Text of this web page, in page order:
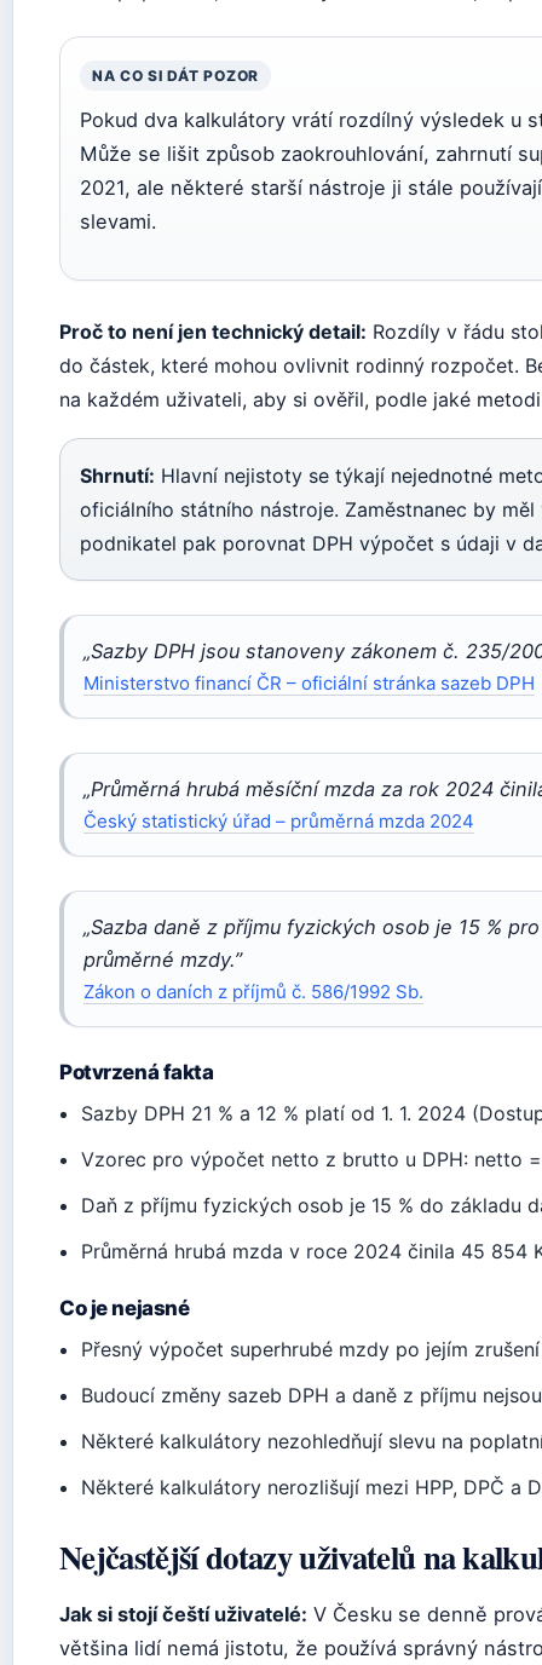
NA CO SI DÁT POZOR
Pokud dva kalkulátory vrátí rozdílný výsledek u
Může se lišit způsob zaokrouhlování, zahrnutí
2021, ale některé starší nástroje ji stále
slevami.
Proč to není jen technický detail: Rozdíly v řádu
do částek, které mohou ovlivnit rodinný rozpočet.
na každém uživateli, aby si ověřil, podle jaké
Shrnutí: Hlavní nejistoty se týkají nejednotné
oficiálního státního nástroje. Zaměstnanec by
podnikatel pak porovnat DPH výpočet s údaji v
„Sazby DPH jsou stanoveny zákonem č. 235/
Ministerstvo financí ČR – oficiální stránka sazeb DPH
„Průměrná hrubá měsíční mzda za rok 2024
Český statistický úřad – průměrná mzda 2024
„Sazba daně z příjmu fyzických osob je 15 %
průměrné mzdy.”
Zákon o daních z příjmů č. 586/1992 Sb.
Potvrzená fakta
Sazby DPH 21 % a 12 % platí od 1. 1. 2024
Vzorec pro výpočet netto z brutto u DPH: netto
Daň z příjmu fyzických osob je 15 % do základu
Průměrná hrubá mzda v roce 2024 činila 45 854
Co je nejasné
Přesný výpočet superhrubé mzdy po jejím
Budoucí změny sazeb DPH a daně z příjmu
Některé kalkulátory nezohledňují slevu na
Některé kalkulátory nerozlišují mezi HPP, DPČ a
Nejčastější dotazy uživatelů na
Jak si stojí čeští uživatelé: V Česku se denně
většina lidí nemá jistotu, že používá správný